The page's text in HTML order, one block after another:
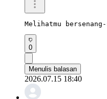
Melihatmu
0
Menulis balasan
2026.07.15 18:40